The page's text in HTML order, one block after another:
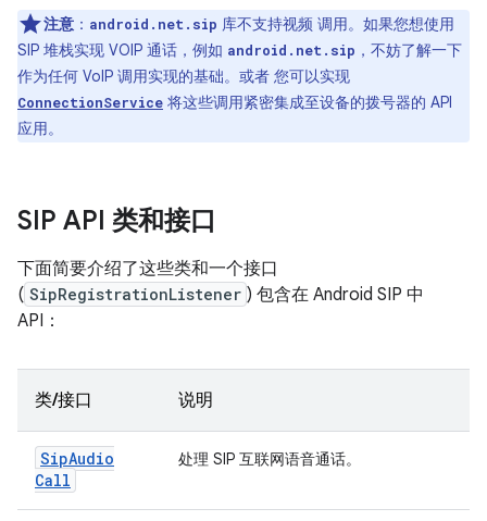
注意 ： android.net.sip 库不支持视频 调用。如果您想使用
SIP 堆栈实现 VOIP 通话，例如 android.net.sip ，不妨了解一下
作为任何 VoIP 调用实现的基础。或者 您可以实现
ConnectionService 将这些调用紧密集成至设备的拨号器的 API
应用。
SIP API 类和接口
下面简要介绍了这些类和一个接口
( SipRegistrationListener ) 包含在 Android SIP 中
API：
类/接口 说明
SipAudio
Call
处理 SIP 互联网语音通话。